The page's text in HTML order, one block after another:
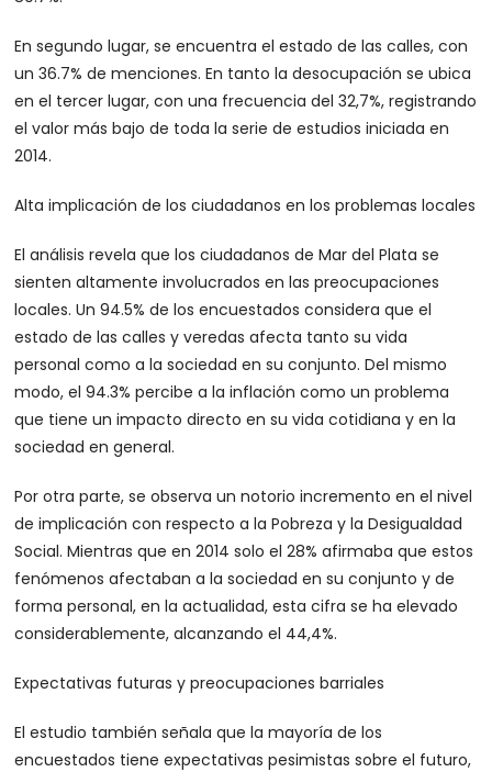
En segundo lugar, se encuentra el estado de las calles, con
un 36.7% de menciones. En tanto la desocupación se ubica
en el tercer lugar, con una frecuencia del 32,7%, registrando
el valor más bajo de toda la serie de estudios iniciada en
2014.
Alta implicación de los ciudadanos en los problemas locales
El análisis revela que los ciudadanos de Mar del Plata se
sienten altamente involucrados en las preocupaciones
locales. Un 94.5% de los encuestados considera que el
estado de las calles y veredas afecta tanto su vida
personal como a la sociedad en su conjunto. Del mismo
modo, el 94.3% percibe a la inflación como un problema
que tiene un impacto directo en su vida cotidiana y en la
sociedad en general.
Por otra parte, se observa un notorio incremento en el nivel
de implicación con respecto a la Pobreza y la Desigualdad
Social. Mientras que en 2014 solo el 28% afirmaba que estos
fenómenos afectaban a la sociedad en su conjunto y de
forma personal, en la actualidad, esta cifra se ha elevado
considerablemente, alcanzando el 44,4%.
Expectativas futuras y preocupaciones barriales
El estudio también señala que la mayoría de los
encuestados tiene expectativas pesimistas sobre el futuro,